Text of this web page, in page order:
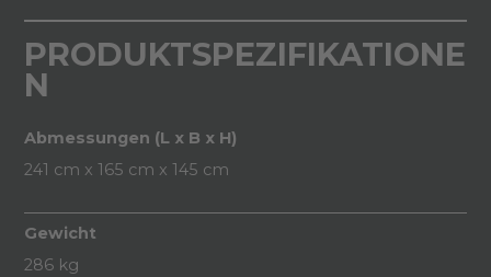
PRODUKTSPEZIFIKATIONE
N
Abmessungen (L x B x H)
241 cm x 165 cm x 145 cm
Gewicht
286 kg